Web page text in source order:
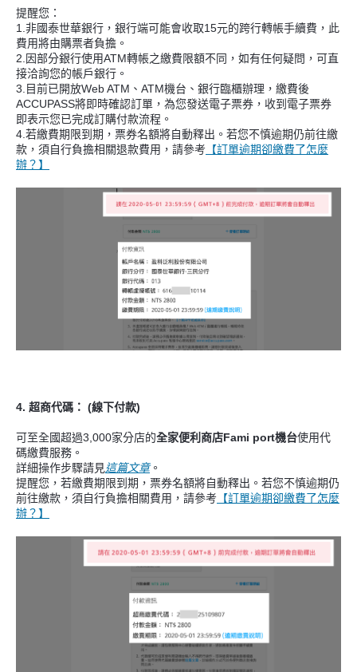
提醒您：
1.非國泰世華銀行，銀行端可能會收取15元的跨行轉帳手續費，此
費用將由購票者負擔。
2.因部分銀行使用ATM轉帳之繳費限額不同，如有任何疑問，可直
接洽詢您的帳戶銀行。
3.目前已開放Web ATM、ATM機台、銀行臨櫃辦理，繳費後
ACCUPASS將即時確認訂單，為您發送電子票券，收到電子票券
即表示您已完成訂購付款流程。
4.若繳費期限到期，票券名額將自動釋出。若您不慎逾期仍前往繳
款，須自行負擔相關退款費用，請參考 【訂單逾期卻繳費了怎麼
辦？】
4. 超商代碼： (線下付款)
可至全國超過3,000家分店的全家便利商店Fami port機台使用代
碼繳費服務。
詳細操作步驟請見這篇文章。
提醒您，若繳費期限到期，票券名額將自動釋出。若您不慎逾期仍
前往繳款，須自行負擔相關費用，請參考 【訂單逾期卻繳費了怎麼
辦？】